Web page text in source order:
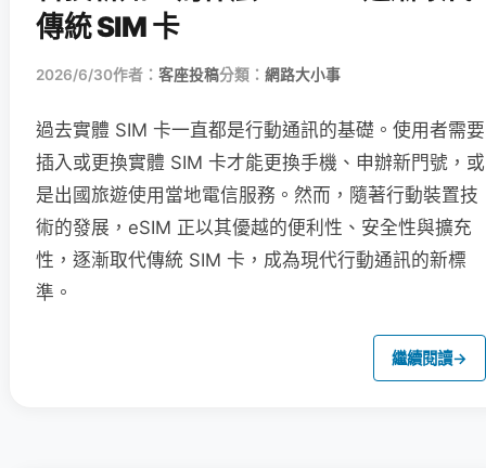
傳統 SIM 卡
2026/6/30作者： 客座投稿分類： 網路大小事
過去實體 SIM 卡一直都是行動通訊的基礎。使用者需要
插入或更換實體 SIM 卡才能更換手機、申辦新門號，或
是出國旅遊使用當地電信服務。然而，隨著行動裝置技
術的發展，eSIM 正以其優越的便利性、安全性與擴充
性，逐漸取代傳統 SIM 卡，成為現代行動通訊的新標
準。
繼續閱讀→